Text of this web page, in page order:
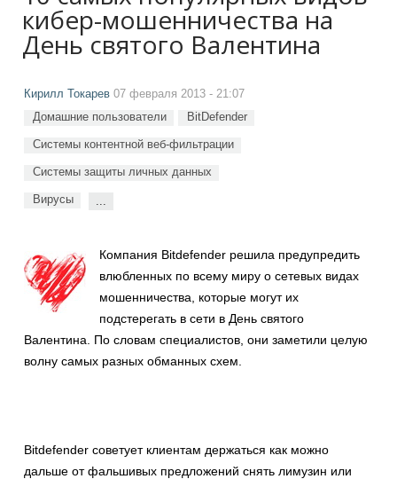
кибер-мошенничества на
День святого Валентина
Кирилл Токарев 07 февраля 2013 - 21:07
Домашние пользователи BitDefender
Системы контентной веб-фильтрации
Системы защиты личных данных
Вирусы ...
Компания Bitdefender решила предупредить
влюбленных по всему миру о сетевых видах
мошенничества, которые могут их
подстерегать в сети в День святого
Валентина. По словам специалистов, они заметили целую
волну самых разных обманных схем.
Bitdefender советует клиентам держаться как можно
дальше от фальшивых предложений снять лимузин или